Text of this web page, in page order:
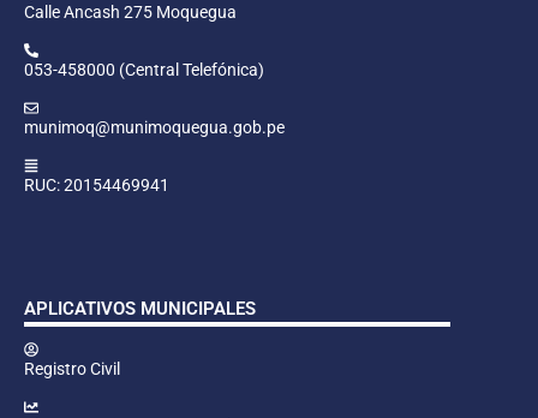
Calle Ancash 275 Moquegua
053-458000 (Central Telefónica)
munimoq@munimoquegua.gob.pe
RUC: 20154469941
APLICATIVOS MUNICIPALES
Registro Civil